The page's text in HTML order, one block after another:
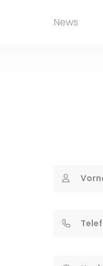
News